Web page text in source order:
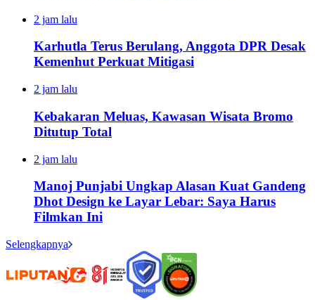
2 jam lalu
Karhutla Terus Berulang, Anggota DPR Desak
Kemenhut Perkuat Mitigasi
2 jam lalu
Kebakaran Meluas, Kawasan Wisata Bromo
Ditutup Total
2 jam lalu
Manoj Punjabi Ungkap Alasan Kuat Gandeng
Dhot Design ke Layar Lebar: Saya Harus
Filmkan Ini
Selengkapnya